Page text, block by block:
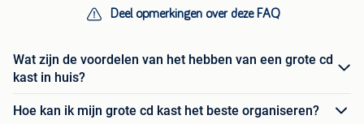
Deel opmerkingen over deze FAQ
Wat zijn de voordelen van het hebben van een grote cd
kast in huis?
Hoe kan ik mijn grote cd kast het beste organiseren?